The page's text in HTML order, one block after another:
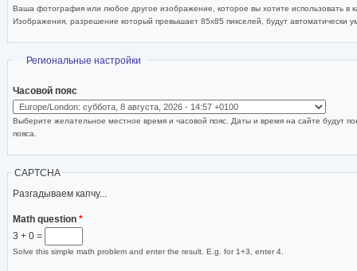
Ваша фотография или любое другое изображение, которое вы хотите использовать в
Изображения, разрешение который превышает 85x85 пикселей, будут автоматически
Скрыть
Региональные настройки
Часовой пояс
Выберите желательное местное время и часовой пояс. Даты и время на сайте будут
пояса.
CAPTCHA
Разгадываем капчу...
Math question *
3 + 0 =
Solve this simple math problem and enter the result. E.g. for 1+3, enter 4.